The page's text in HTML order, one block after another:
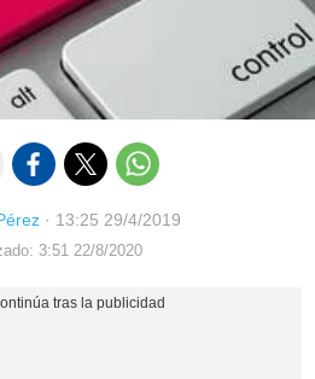
· 13:25 29/4/2019
3:51 22/8/2020